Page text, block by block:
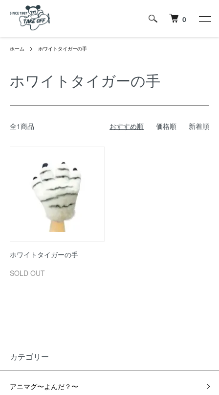
0
ホーム ホワイトタイガーの手
ホワイトタイガーの手
全1商品 おすすめ順 価格順 新着順
ホワイトタイガーの手
SOLD OUT
カテゴリー
アニマグ〜よんだ？〜